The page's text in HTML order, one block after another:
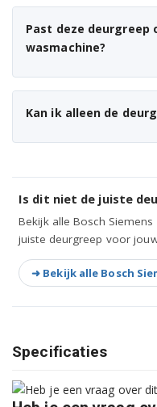
WAE16163ZA/11
WAE16164ME/01
WAE16164ME/03
WAE16164ZA/01
WAE16164ZA/10
WAE16164ZA/11
WAE16165IL/61
WAE16165IL/70
Past deze deurgreep
wasmachine?
Kan ik alleen de
Is dit niet de juiste
Bekijk alle Bosch
juiste deurgreep voor
➜ Bekijk alle Bosch
Specificaties